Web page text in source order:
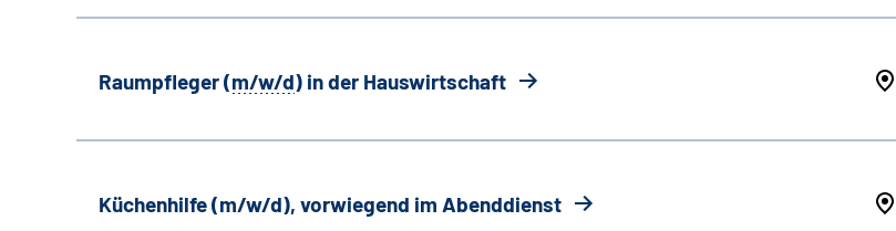
Raumpfleger (m/w/d) in der Hauswirtschaft
Küchenhilfe (m/w/d), vorwiegend im Abenddienst